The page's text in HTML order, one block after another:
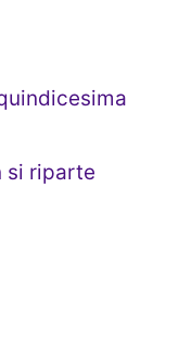
si riparte